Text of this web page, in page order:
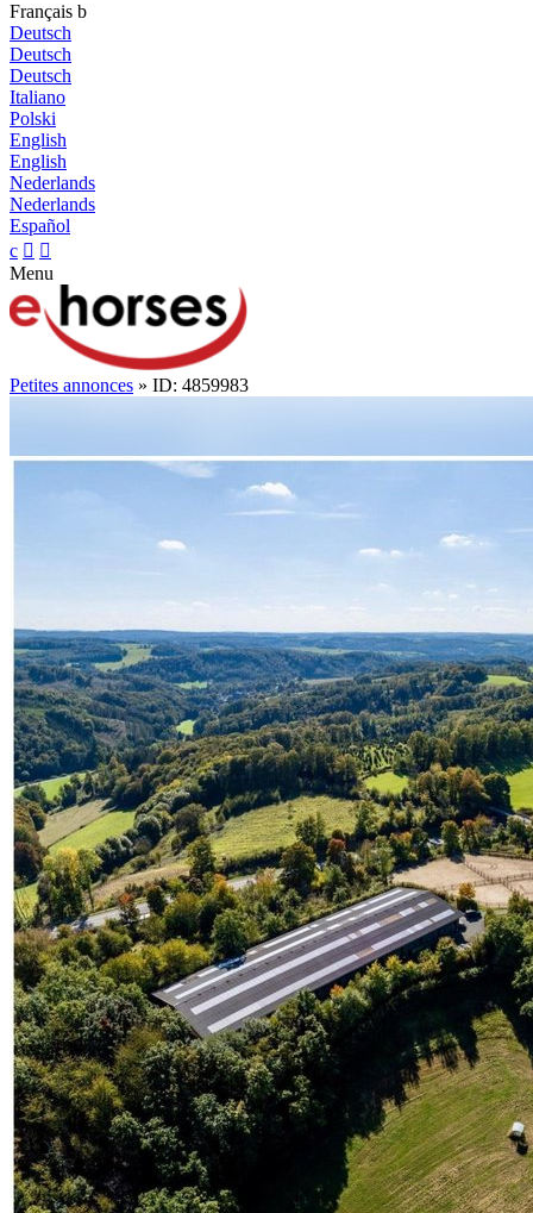
Français b
Deutsch
Deutsch
Deutsch
Italiano
Polski
English
English
Nederlands
Nederlands
Español
c  
Menu
Petites annonces » ID: 4859983